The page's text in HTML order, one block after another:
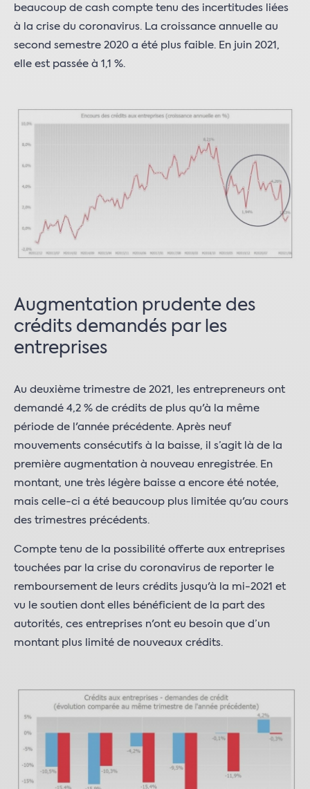
beaucoup de cash compte tenu des incertitudes liées
à la crise du coronavirus. La croissance annuelle au
second semestre 2020 a été plus faible. En juin 2021,
elle est passée à 1,1 %.
Augmentation prudente des
crédits demandés par les
entreprises
Au deuxième trimestre de 2021, les entrepreneurs ont
demandé 4,2 % de crédits de plus qu'à la même
période de l'année précédente. Après neuf
mouvements consécutifs à la baisse, il s’agit là de la
première augmentation à nouveau enregistrée. En
montant, une très légère baisse a encore été notée,
mais celle-ci a été beaucoup plus limitée qu'au cours
des trimestres précédents.
Compte tenu de la possibilité offerte aux entreprises
touchées par la crise du coronavirus de reporter le
remboursement de leurs crédits jusqu'à la mi-2021 et
vu le soutien dont elles bénéficient de la part des
autorités, ces entreprises n'ont eu besoin que d’un
montant plus limité de nouveaux crédits.